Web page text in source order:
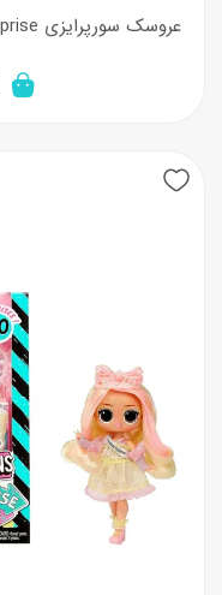
عروسک سورپرایزی LOL Surprise سری Tweens مدل BILLIE